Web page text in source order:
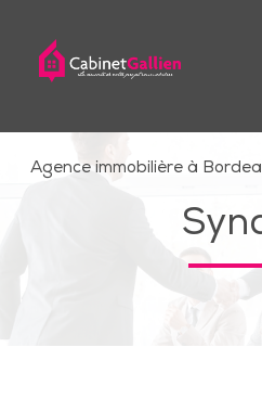
Agence immobilière à